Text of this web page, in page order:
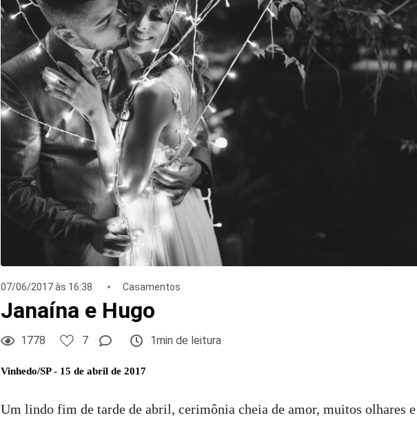
07/06/2017 às 16:38 Casamentos
Janaína e Hugo
1778 7 1min de leitura
Vinhedo/SP - 15 de abril de 2017
Um lindo fim de tarde de abril, cerimônia cheia de amor, muitos olhares